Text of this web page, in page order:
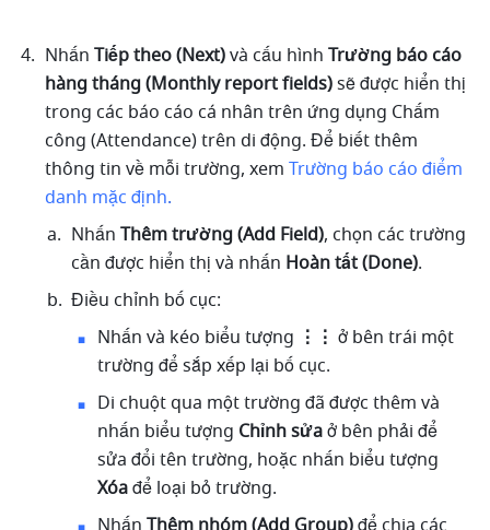
Nhấn Tiếp theo (Next) và cấu hình Trường báo cáo
hàng tháng (Monthly report fields) sẽ được hiển thị
trong các báo cáo cá nhân trên ứng dụng Chấm
công (Attendance) trên di động. Để biết thêm
thông tin về mỗi trường, xem Trường báo cáo điểm
danh mặc định.
Nhấn Thêm trường (Add Field), chọn các trường
cần được hiển thị và nhấn Hoàn tất (Done).
Điều chỉnh bố cục:
Nhấn và kéo biểu tượng ⋮⋮ ở bên trái một
trường để sắp xếp lại bố cục.
Di chuột qua một trường đã được thêm và
nhấn biểu tượng Chỉnh sửa ở bên phải để
Xóa để loại bỏ trường.